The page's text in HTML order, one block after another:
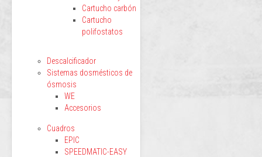
Cartucho carbón
Cartucho
polifostatos
Descalcificador
Sistemas dosmésticos de
ósmosis
WE
Accesorios
Cuadros
EPIC
SPEEDMATIC-EASY